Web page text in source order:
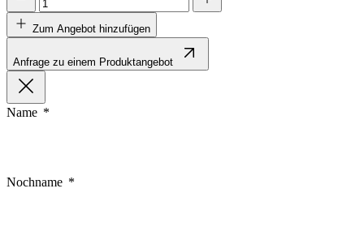
Zum Angebot hinzufügen
Anfrage zu einem Produktangebot
Name
Nochname